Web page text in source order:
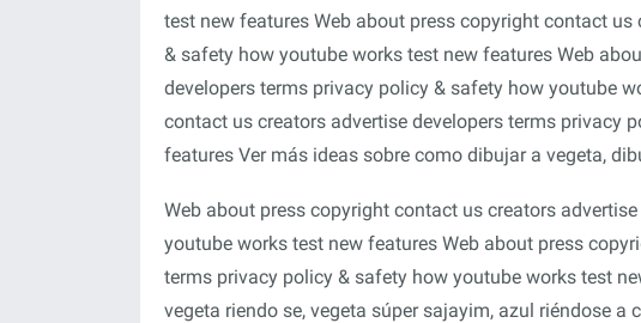
test new features Web about press copyright contact
& safety how youtube works test new features Web
developers terms privacy policy & safety how youtube
contact us creators advertise developers terms privacy
features Ver más ideas sobre como dibujar a vegeta,
Web about press copyright contact us creators
youtube works test new features Web about press
terms privacy policy & safety how youtube works test
vegeta riendo se, vegeta súper sajayim, azul riéndose